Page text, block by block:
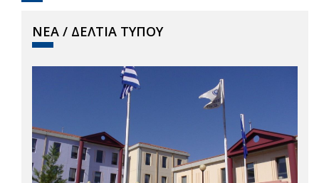
ΝΕΑ / ΔΕΛΤΙΑ ΤΥΠΟΥ